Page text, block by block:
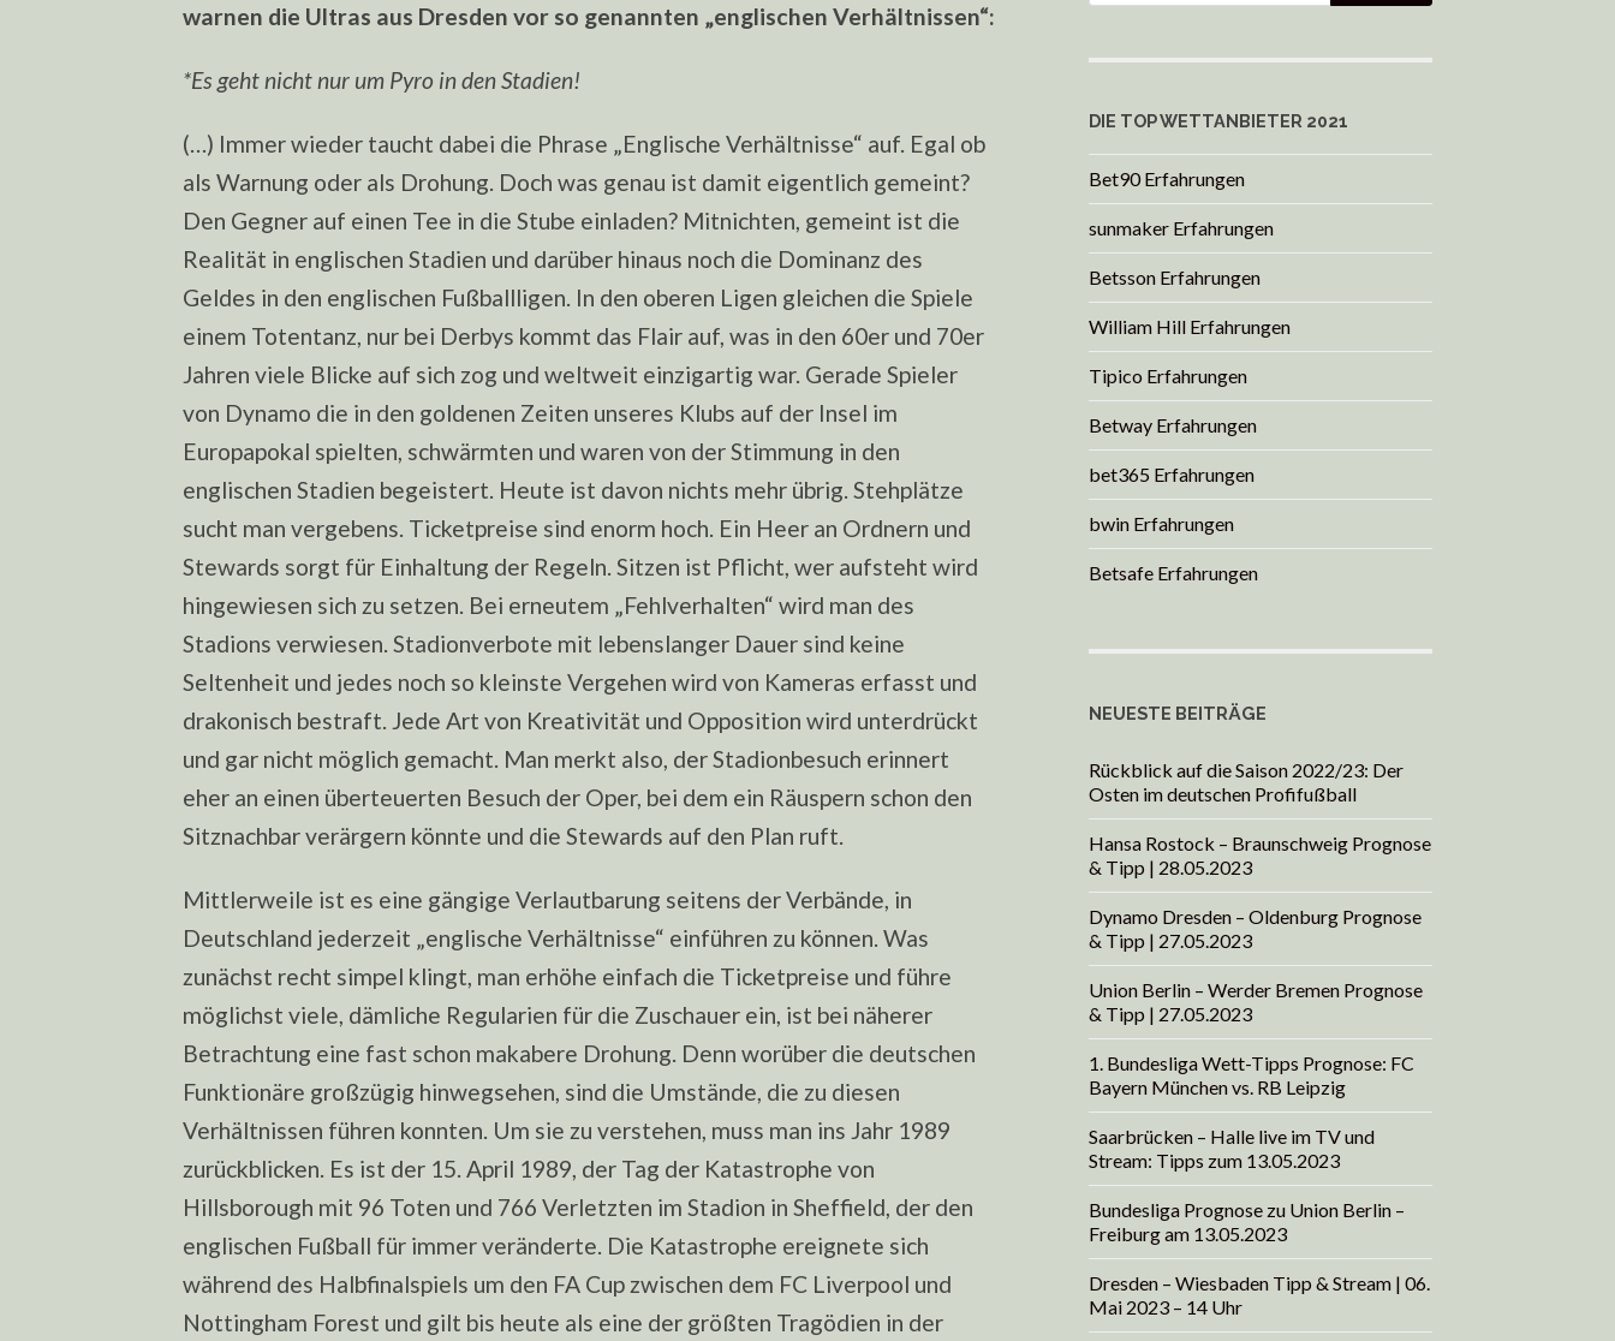
warnen die Ultras aus Dresden vor so genannten „englischen Verhältnissen“:
*Es geht nicht nur um Pyro in den Stadien!
(…) Immer wieder taucht dabei die Phrase „Englische Verhältnisse“ auf. Egal ob
als Warnung oder als Drohung. Doch was genau ist damit eigentlich gemeint?
Den Gegner auf einen Tee in die Stube einladen? Mitnichten, gemeint ist die
Realität in englischen Stadien und darüber hinaus noch die Dominanz des
Geldes in den englischen Fußballligen. In den oberen Ligen gleichen die Spiele
einem Totentanz, nur bei Derbys kommt das Flair auf, was in den 60er und 70er
Jahren viele Blicke auf sich zog und weltweit einzigartig war. Gerade Spieler
von Dynamo die in den goldenen Zeiten unseres Klubs auf der Insel im
Europapokal spielten, schwärmten und waren von der Stimmung in den
englischen Stadien begeistert. Heute ist davon nichts mehr übrig. Stehplätze
sucht man vergebens. Ticketpreise sind enorm hoch. Ein Heer an Ordnern und
Stewards sorgt für Einhaltung der Regeln. Sitzen ist Pflicht, wer aufsteht wird
hingewiesen sich zu setzen. Bei erneutem „Fehlverhalten“ wird man des
Stadions verwiesen. Stadionverbote mit lebenslanger Dauer sind keine
Seltenheit und jedes noch so kleinste Vergehen wird von Kameras erfasst und
drakonisch bestraft. Jede Art von Kreativität und Opposition wird unterdrückt
und gar nicht möglich gemacht. Man merkt also, der Stadionbesuch erinnert
eher an einen überteuerten Besuch der Oper, bei dem ein Räuspern schon den
Sitznachbar verärgern könnte und die Stewards auf den Plan ruft.
Mittlerweile ist es eine gängige Verlautbarung seitens der Verbände, in
Deutschland jederzeit „englische Verhältnisse“ einführen zu können. Was
zunächst recht simpel klingt, man erhöhe einfach die Ticketpreise und führe
möglichst viele, dämliche Regularien für die Zuschauer ein, ist bei näherer
Betrachtung eine fast schon makabere Drohung. Denn worüber die deutschen
Funktionäre großzügig hinwegsehen, sind die Umstände, die zu diesen
Verhältnissen führen konnten. Um sie zu verstehen, muss man ins Jahr 1989
zurückblicken. Es ist der 15. April 1989, der Tag der Katastrophe von
Hillsborough mit 96 Toten und 766 Verletzten im Stadion in Sheffield, der den
englischen Fußball für immer veränderte. Die Katastrophe ereignete sich
während des Halbfinalspiels um den FA Cup zwischen dem FC Liverpool und
Nottingham Forest und gilt bis heute als eine der größten Tragödien in der
DIE TOP WETTANBIETER 2021
Bet90 Erfahrungen
sunmaker Erfahrungen
Betsson Erfahrungen
William Hill Erfahrungen
Tipico Erfahrungen
Betway Erfahrungen
bet365 Erfahrungen
bwin Erfahrungen
Betsafe Erfahrungen
NEUESTE BEITRÄGE
Rückblick auf die Saison 2022/23: Der
Osten im deutschen Profifußball
Hansa Rostock – Braunschweig Prognose
& Tipp | 28.05.2023
Dynamo Dresden – Oldenburg Prognose
& Tipp | 27.05.2023
Union Berlin – Werder Bremen Prognose
& Tipp | 27.05.2023
1. Bundesliga Wett-Tipps Prognose: FC
Bayern München vs. RB Leipzig
Saarbrücken – Halle live im TV und
Stream: Tipps zum 13.05.2023
Bundesliga Prognose zu Union Berlin –
Freiburg am 13.05.2023
Dresden – Wiesbaden Tipp & Stream | 06.
Mai 2023 – 14 Uhr